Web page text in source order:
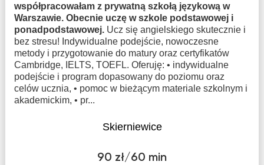
współpracowałam z prywatną szkołą językową w
Warszawie. Obecnie uczę w szkole podstawowej i
ponadpodstawowej. Ucz się angielskiego skutecznie i
bez stresu! Indywidualne podejście, nowoczesne
metody i przygotowanie do matury oraz certyfikatów
Cambridge, IELTS, TOEFL. Oferuję: • indywidualne
podejście i program dopasowany do poziomu oraz
celów ucznia, • pomoc w bieżącym materiale szkolnym i
akademickim, • pr...
Skierniewice
90 zł/60 min